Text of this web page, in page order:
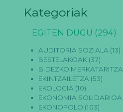
Kategoriak
EGITEN DUGU (294)
AUDITORIA SOZIALA (13)
BESTELAKOAK (37)
BIDEZKO MERKATARITZA
EKINTZAILETZA (53)
EKOLOGIA (10)
EKONOMIA SOLIDARIOA
EKONOPOLO (103)